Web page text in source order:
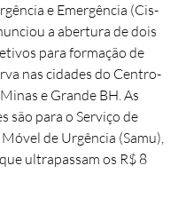
e Emergência (Cis-
a abertura de dois
para formação de
nas cidades do Centro-
e Grande BH. As
são para o Serviço de
de Urgência (Samu),
ultrapassam os R$ 8